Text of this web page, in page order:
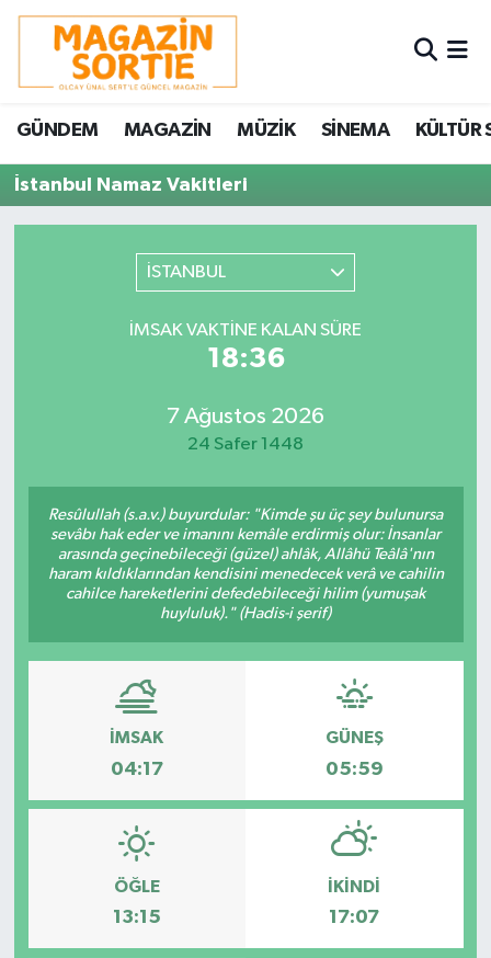
GÜNDEM MAGAZİN MÜZİK SİNEMA KÜLTÜR
İstanbul Namaz Vakitleri
İSTANBUL
İMSAK VAKTINE KALAN SÜRE
18:36
7 Ağustos 2026
24 Safer 1448
Resûlullah (s.a.v.) buyurdular: "Kimde şu üç şey bulunursa
sevâbı hak eder ve imanını kemâle erdirmiş olur: İnsanlar
arasında geçinebileceği (güzel) ahlâk, Allâhü Teâlâ'nın
haram kıldıklarından kendisini menedecek verâ ve cahilin
cahilce hareketlerini defedebileceği hilim (yumuşak
huyluluk)." (Hadis-i şerif)
İMSAK
04:17
GÜNEŞ
05:59
ÖĞLE
13:15
İKINDI
17:07
Nöbetçi Eczaneler
Hava Durumu
Trafik Durumu
Süper Lig Puan Durumu ve Fikstür
Son Dakika Haberleri